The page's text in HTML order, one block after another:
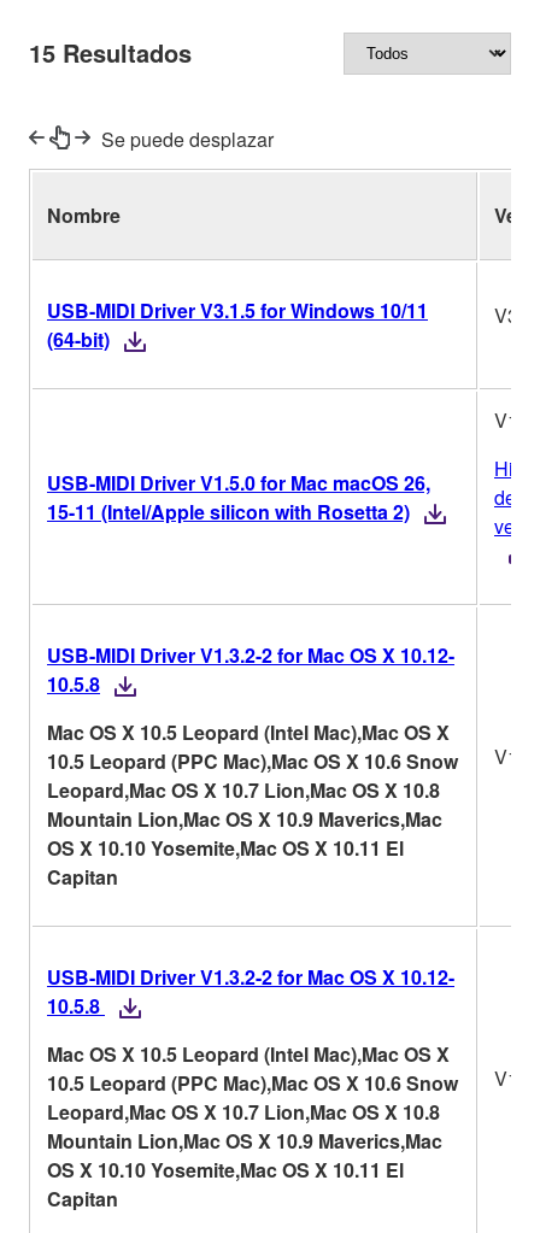
15 Resultados
Se puede desplazar
Nombre Ver.
USB-MIDI Driver V3.1.5 for Windows 10/11
(64-bit)
USB-MIDI Driver V1.5.0 for Mac macOS 26,
15-11 (Intel/Apple silicon with Rosetta 2)
de
USB-MIDI Driver V1.3.2-2 for Mac OS X 10.12-
10.5.8
Mac OS X 10.5 Leopard (Intel Mac),Mac OS X
10.5 Leopard (PPC Mac),Mac OS X 10.6 Snow
Leopard,Mac OS X 10.7 Lion,Mac OS X 10.8
Mountain Lion,Mac OS X 10.9 Maverics,Mac
OS X 10.10 Yosemite,Mac OS X 10.11 El
Capitan
USB-MIDI Driver V1.3.2-2 for Mac OS X 10.12-
10.5.8
Mac OS X 10.5 Leopard (Intel Mac),Mac OS X
10.5 Leopard (PPC Mac),Mac OS X 10.6 Snow
Leopard,Mac OS X 10.7 Lion,Mac OS X 10.8
Mountain Lion,Mac OS X 10.9 Maverics,Mac
OS X 10.10 Yosemite,Mac OS X 10.11 El
Capitan